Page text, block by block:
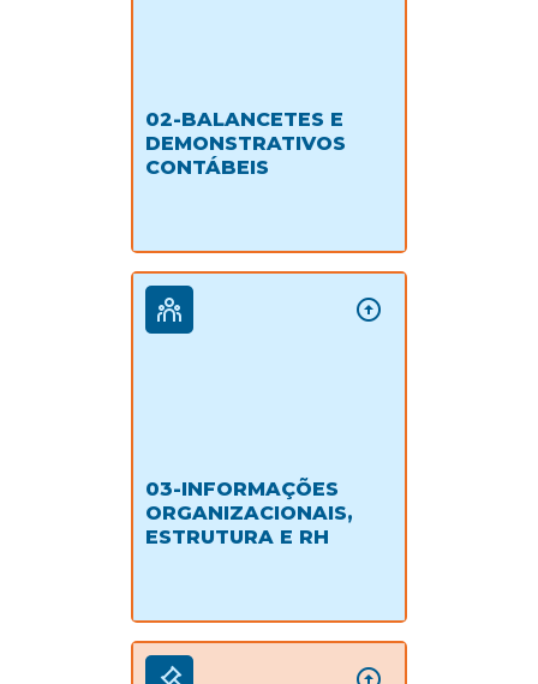
02-BALANCETES E
DEMONSTRATIVOS
CONTÁBEIS
03-INFORMAÇÕES
ORGANIZACIONAIS,
ESTRUTURA E RH